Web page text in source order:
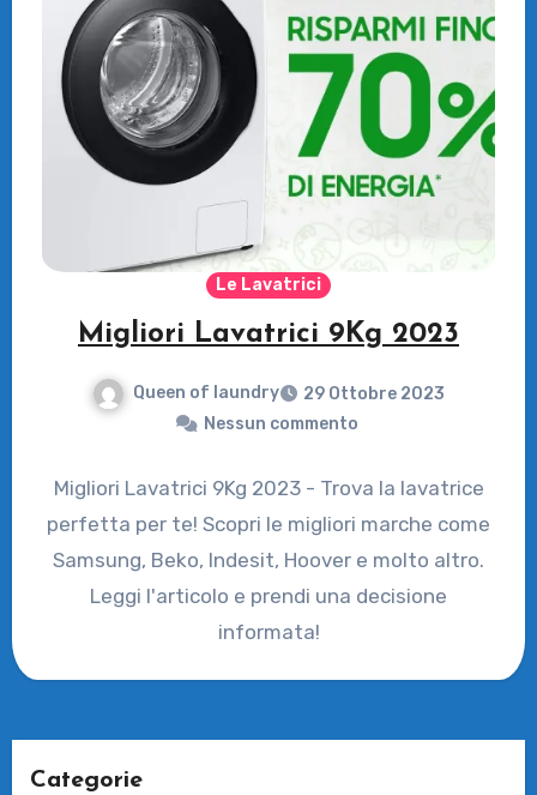
Le Lavatrici
Migliori Lavatrici 9Kg 2023
Queen of laundry
29 Ottobre 2023
Nessun commento
Migliori Lavatrici 9Kg 2023 - Trova la lavatrice
perfetta per te! Scopri le migliori marche come
Samsung, Beko, Indesit, Hoover e molto altro.
Leggi l'articolo e prendi una decisione
informata!
Categorie